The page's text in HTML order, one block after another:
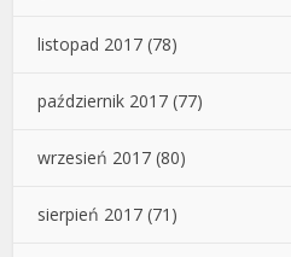
listopad 2017 (78)
październik 2017 (77)
wrzesień 2017 (80)
sierpień 2017 (71)